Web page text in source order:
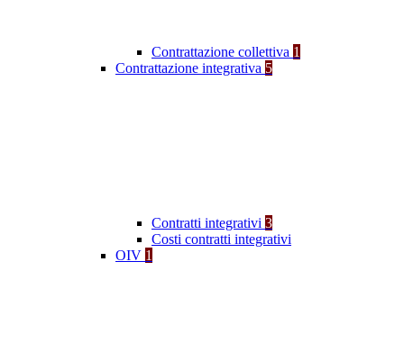
Contrattazione collettiva 1
Contrattazione integrativa 5
Contratti integrativi 3
Costi contratti integrativi
OIV 1